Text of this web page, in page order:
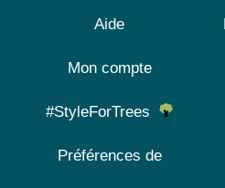
Aide
Mon compte
#StyleForTrees
Préférences de